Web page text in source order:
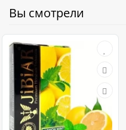
Вы смотрели